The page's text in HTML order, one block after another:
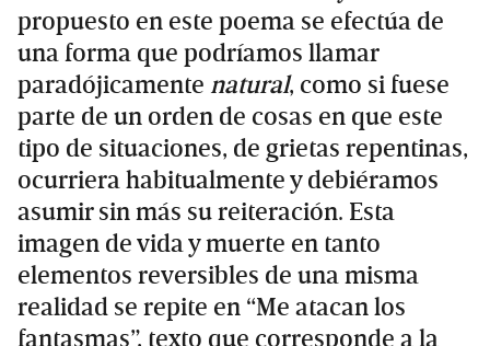
propuesto en este poema se efectúa de
una forma que podríamos llamar
paradójicamente natural, como si fuese
parte de un orden de cosas en que este
tipo de situaciones, de grietas repentinas,
ocurriera habitualmente y debiéramos
asumir sin más su reiteración. Esta
imagen de vida y muerte en tanto
elementos reversibles de una misma
realidad se repite en “Me atacan los